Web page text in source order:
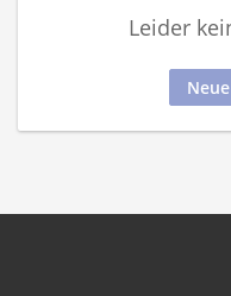
Leider